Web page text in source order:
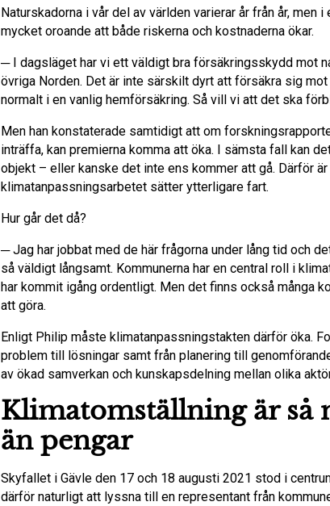
Naturskadorna i vår del av världen varierar år från år, men
mycket oroande att både riskerna och kostnaderna ökar.
─ I dagsläget har vi ett väldigt bra försäkringsskydd mot
övriga Norden. Det är inte särskilt dyrt att försäkra sig
normalt i en vanlig hemförsäkring. Så vill vi att det ska
Men han konstaterade samtidigt att om
inträffa, kan premierna komma att öka. I sämsta fall kan
objekt – eller kanske det inte ens kommer att gå. Därför
klimatanpassningsarbetet sätter ytterligare fart.
Hur går det då?
─ Jag har jobbat med de här frågorna under lång tid och
så väldigt långsamt. Kommunerna har en central roll i
har kommit igång ordentligt. Men det finns också många
att göra.
Enligt Philip måste klimatanpassningstakten därför öka.
problem till lösningar samt från planering till
av ökad samverkan och kunskapsdelning mellan olika
Klimatomställning är så
än pengar
Skyfallet i Gävle den 17 och 18 augusti 2021 stod i
därför naturligt att lyssna till en representant från